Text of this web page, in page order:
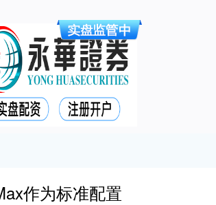
作为标准配置